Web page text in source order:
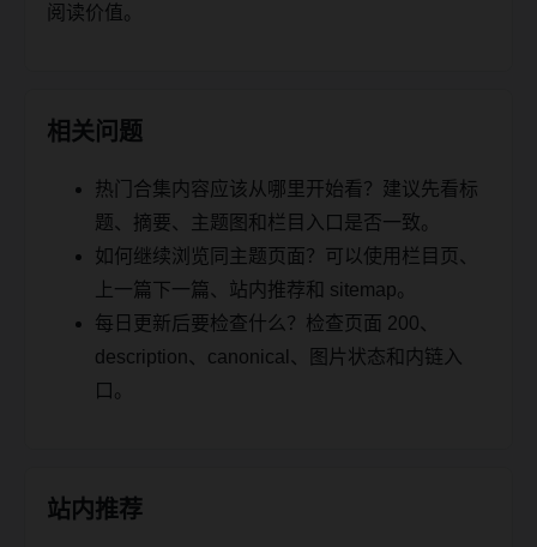
阅读价值。
相关问题
热门合集内容应该从哪里开始看？建议先看标
题、摘要、主题图和栏目入口是否一致。
如何继续浏览同主题页面？可以使用栏目页、
上一篇下一篇、站内推荐和 sitemap。
每日更新后要检查什么？检查页面 200、
description、canonical、图片状态和内链入
口。
站内推荐